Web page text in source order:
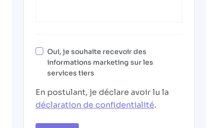
Oui, je souhaite recevoir des
informations marketing sur les
services tiers
En postulant, je déclare avoir lu la
déclaration de confidentialité.